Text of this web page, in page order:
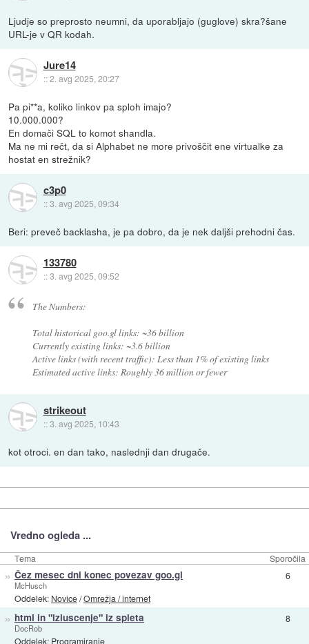
Ljudje so preprosto neumni, da uporabljajo (guglove) skra?šane
URL-je v QR kodah.
Jure14
::2. avg 2025, 20:27
Pa pi**a, koliko linkov pa sploh imajo?
10.000.000?
En domači SQL to komot shandla.
Ma ne mi rečt, da si Alphabet ne more privoščit ene virtualke za
hostat en strežnik?
c3p0
::3. avg 2025, 09:34
Beri: preveč backlasha, je pa dobro, da je nek daljši prehodni čas.
133780
::3. avg 2025, 09:52
The Numbers:
Total historical goo.gl links: ~36 billion
Currently existing links: ~3.6 billion
Active links (with recent traffic): Less than 1% of existing links
Estimated active links: Roughly 36 million or fewer
strikeout
::3. avg 2025, 10:43
kot otroci. en dan tako, naslednji dan drugače.
Vredno ogleda ...
Tema Sporočila
» Čez mesec dni konec povezav goo.gl
McHusch
Oddelek: Novice/Omrežja / internet
6
» html in "izluscenje" iz spleta
DocRob
Oddelek: Programiranje
8